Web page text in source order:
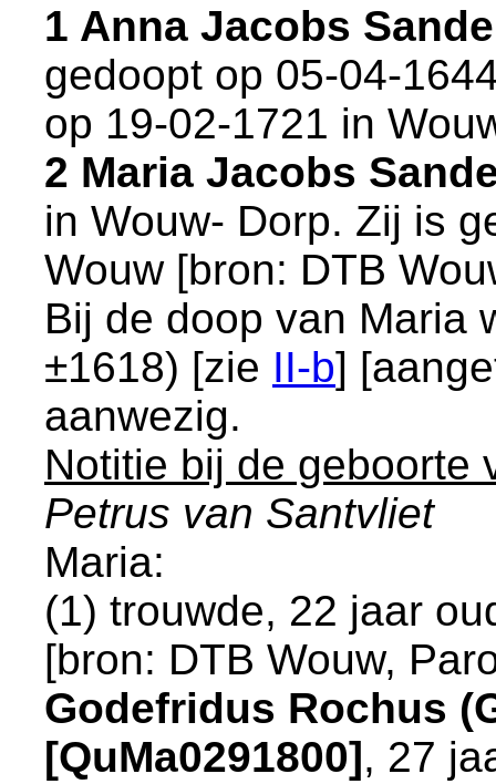
1 Anna Jacobs
gedoopt op 05-04-
op 19-02-1721 in
2 Maria Jacobs
in Wouw- Dorp. Zij is
Wouw[bron: DTB
Bij de doop van Maria
±1618) [zie II-b]
aanwezig.
Notitie bij de geboorte
Petrus van Santvliet
Maria:
(1) trouwde, 22 jaar
[bron: DTB Wouw,
Godefridus Rochus
[QuMa0291800], 27